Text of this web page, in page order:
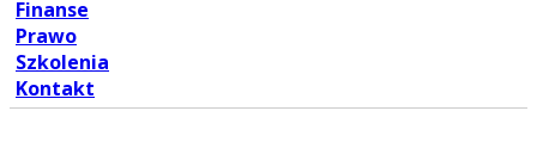
Finanse
Prawo
Szkolenia
Kontakt